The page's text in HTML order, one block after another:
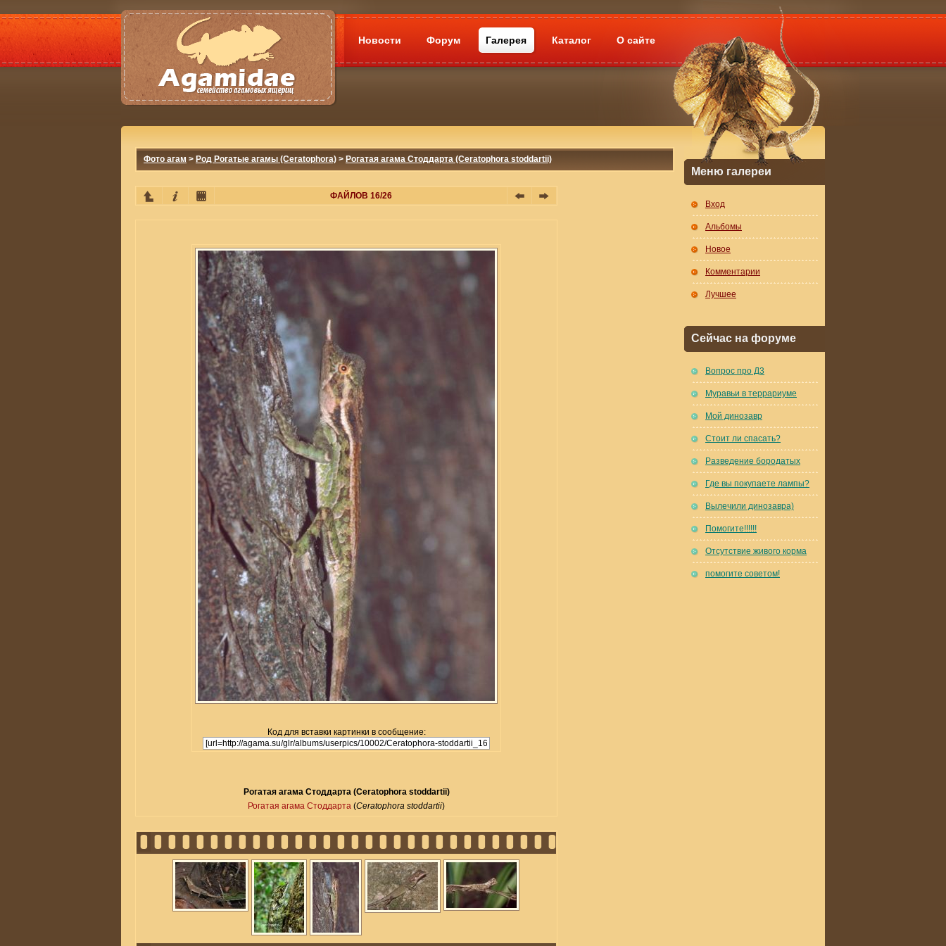
Новости Форум Галерея Каталог О сайте
Фото агам > Род Рогатые агамы (Ceratophora) > Рогатая агама Стоддарта (Ceratophora stoddartii)
ФАЙЛОВ 16/26
Код для вставки картинки в сообщение:
Рогатая агама Стоддарта (Ceratophora stoddartii)
Рогатая агама Стоддарта (Ceratophora stoddartii)
Меню галереи
Вход
Альбомы
Новое
Комментарии
Лучшее
Сейчас на форуме
Вопрос про Д3
Муравьи в террариуме
Мой динозавр
Стоит ли спасать?
Разведение бородатых
Где вы покупаете лампы?
Вылечили динозавра)
Помогите!!!!!!
Отсутствие живого корма
помогите советом!